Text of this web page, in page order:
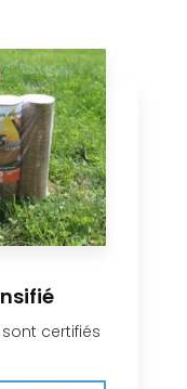
certifiés